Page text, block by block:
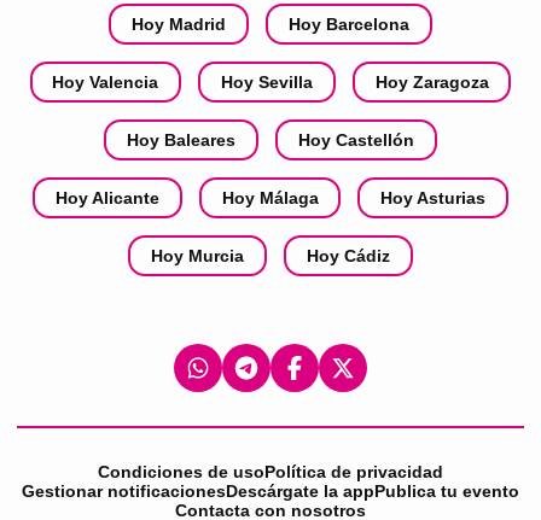
Hoy Madrid Hoy Barcelona
Hoy Valencia Hoy Sevilla Hoy Zaragoza
Hoy Baleares Hoy Castellón
Hoy Alicante Hoy Málaga Hoy Asturias
Hoy Murcia Hoy Cádiz
Condiciones de usoPolítica de privacidad
Gestionar notificacionesDescárgate la appPublica tu evento
Contacta con nosotros